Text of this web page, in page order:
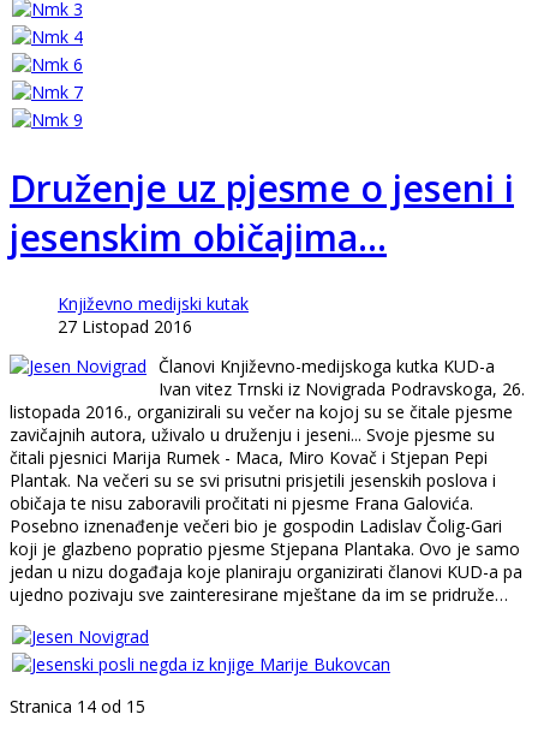
Druženje uz pjesme o jeseni i
jesenskim običajima...
Književno medijski kutak
27 Listopad 2016
Članovi Književno-medijskoga kutka KUD-a
Ivan vitez Trnski iz Novigrada Podravskoga, 26.
listopada 2016., organizirali su večer na kojoj su se čitale pjesme
zavičajnih autora, uživalo u druženju i jeseni... Svoje pjesme su
čitali pjesnici Marija Rumek - Maca, Miro Kovač i Stjepan Pepi
Plantak. Na večeri su se svi prisutni prisjetili jesenskih poslova i
običaja te nisu zaboravili pročitati ni pjesme Frana Galovića.
Posebno iznenađenje večeri bio je gospodin Ladislav Čolig-Gari
koji je glazbeno popratio pjesme Stjepana Plantaka. Ovo je samo
jedan u nizu događaja koje planiraju organizirati članovi KUD-a pa
ujedno pozivaju sve zainteresirane mještane da im se pridruže…
Stranica 14 od 15